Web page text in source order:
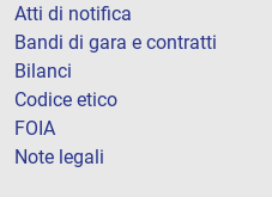
Atti di notifica
Bandi di gara e contratti
Bilanci
Codice etico
FOIA
Note legali